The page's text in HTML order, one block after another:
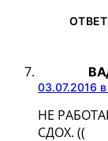
03.07.2016
НЕ
СДОХ. ((